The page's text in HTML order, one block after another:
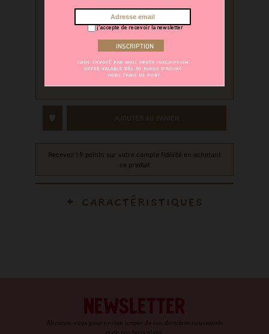
PERSONNALISATION
Souhaitez-vous personnaliser
votre produit ?
oui non
AJOUTER AU PANIER
Recevez 19 points sur votre compte fidélité en achetant
ce produit
CARACTÉRISTIQUES
Abonnez-vous pour ne rien louper de nos dernières nouveautés
et de nos bons plans.
j'accepte de recevoir la newsletter